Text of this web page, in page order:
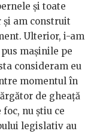
și toate
și am construit
Ulterior, i-am
mașinile pe
consideram eu
momentul în
de gheață
nu știu ce
legislativ au